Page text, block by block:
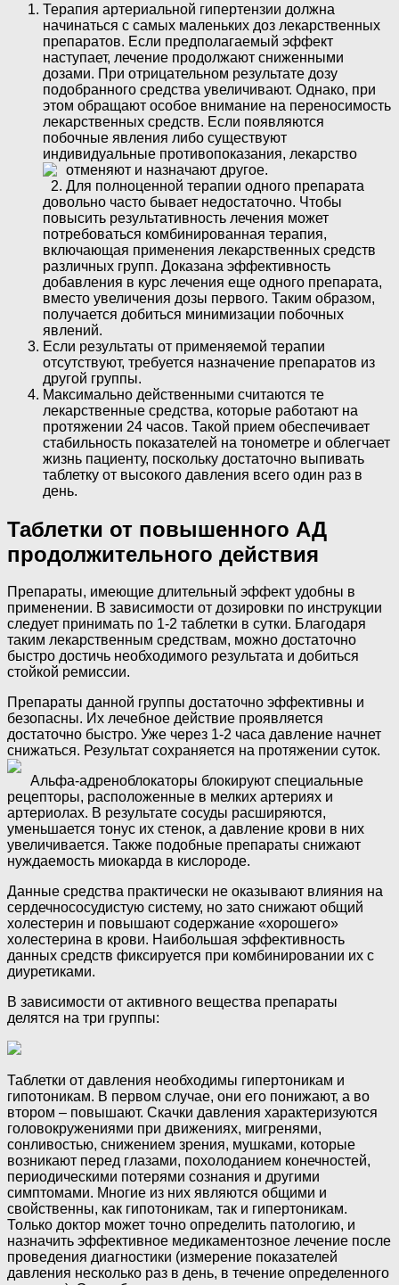
Терапия артериальной гипертензии должна
начинаться с самых маленьких доз лекарственных
препаратов. Если предполагаемый эффект
наступает, лечение продолжают сниженными
дозами. При отрицательном результате дозу
подобранного средства увеличивают. Однако, при
этом обращают особое внимание на переносимость
лекарственных средств. Если появляются
побочные явления либо существуют
индивидуальные противопоказания, лекарство
отменяют и назначают другое.
Для полноценной терапии одного препарата
довольно часто бывает недостаточно. Чтобы
повысить результативность лечения может
потребоваться комбинированная терапия,
включающая применения лекарственных средств
различных групп. Доказана эффективность
добавления в курс лечения еще одного препарата,
вместо увеличения дозы первого. Таким образом,
получается добиться минимизации побочных
явлений.
Если результаты от применяемой терапии
отсутствуют, требуется назначение препаратов из
другой группы.
Максимально действенными считаются те
лекарственные средства, которые работают на
протяжении 24 часов. Такой прием обеспечивает
стабильность показателей на тонометре и облегчает
жизнь пациенту, поскольку достаточно выпивать
таблетку от высокого давления всего один раз в
день.
Таблетки от повышенного АД
продолжительного действия
Препараты, имеющие длительный эффект удобны в
применении. В зависимости от дозировки по инструкции
следует принимать по 1-2 таблетки в сутки. Благодаря
таким лекарственным средствам, можно достаточно
быстро достичь необходимого результата и добиться
стойкой ремиссии.
Препараты данной группы достаточно эффективны и
безопасны. Их лечебное действие проявляется
достаточно быстро. Уже через 1-2 часа давление начнет
снижаться. Результат сохраняется на протяжении суток.
Альфа-адреноблокаторы блокируют специальные
рецепторы, расположенные в мелких артериях и
артериолах. В результате сосуды расширяются,
уменьшается тонус их стенок, а давление крови в них
увеличивается. Также подобные препараты снижают
нуждаемость миокарда в кислороде.
Данные средства практически не оказывают влияния на
сердечнососудистую систему, но зато снижают общий
холестерин и повышают содержание «хорошего»
холестерина в крови. Наибольшая эффективность
данных средств фиксируется при комбинировании их с
диуретиками.
В зависимости от активного вещества препараты
делятся на три группы:
Таблетки от давления необходимы гипертоникам и
гипотоникам. В первом случае, они его понижают, а во
втором – повышают. Скачки давления характеризуются
головокружениями при движениях, мигренями,
сонливостью, снижением зрения, мушками, которые
возникают перед глазами, похолоданием конечностей,
периодическими потерями сознания и другими
симптомами. Многие из них являются общими и
свойственны, как гипотоникам, так и гипертоникам.
Только доктор может точно определить патологию, и
назначить эффективное медикаментозное лечение после
проведения диагностики (измерение показателей
давления несколько раз в день, в течение определенного